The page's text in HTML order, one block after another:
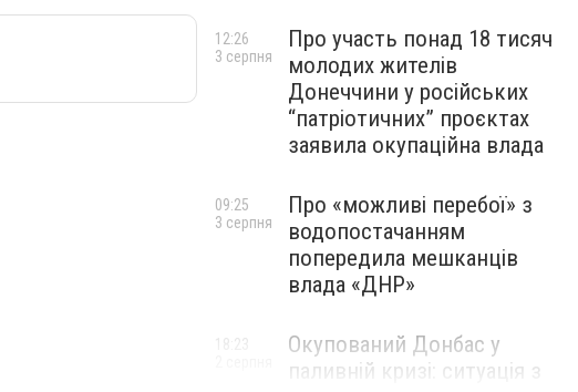
Про участь понад 18 тисяч
молодих жителів
Донеччини у російських
“патріотичних” проєктах
заявила окупаційна влада
12:26
3 серпня
Про «можливі перебої» з
водопостачанням
попередила мешканців
влада «ДНР»
09:25
3 серпня
Окупований Донбас у
паливній кризі: ситуація з